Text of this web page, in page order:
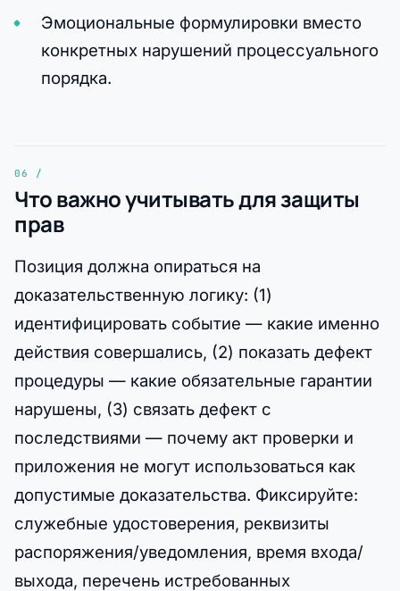
Эмоциональные формулировки вместо
конкретных нарушений процессуального
порядка.
Что важно учитывать для защиты
прав
Позиция должна опираться на
доказательственную логику: (1)
идентифицировать событие — какие именно
действия совершались, (2) показать дефект
процедуры — какие обязательные гарантии
нарушены, (3) связать дефект с
последствиями — почему акт проверки и
приложения не могут использоваться как
допустимые доказательства. Фиксируйте:
служебные удостоверения, реквизиты
распоряжения/уведомления, время входа/
выхода, перечень истребованных